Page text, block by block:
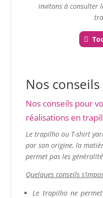
invitons à consulter
Nos conseils
Nos conseils pour
réalisations en
Le trapilho ou T-shirt
par son origine, la
permet pas les
Quelques conseils
Le trapilho ne